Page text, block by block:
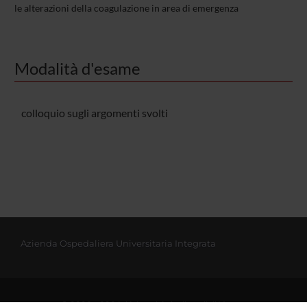
le alterazioni della coagulazione in area di emergenza
Modalità d'esame
colloquio sugli argomenti svolti
Azienda Ospedaliera Universitaria Integrata
© 2002 - 2026 Università degli studi di Verona